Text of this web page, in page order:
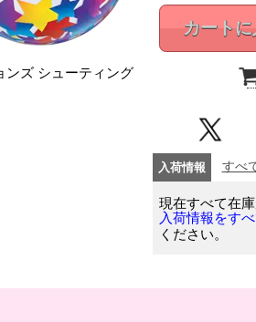
ンズ シューティング
カート
入荷情報 すべ
現在すべて在庫
入荷情報をす
ください。